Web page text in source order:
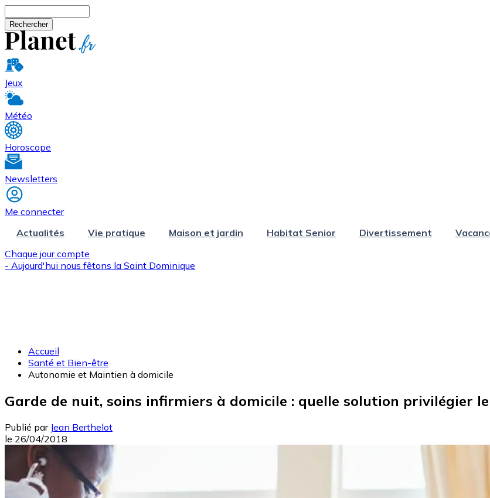
Jeux
Météo
Horoscope
Newsletters
Me connecter
Actualités
Vie pratique Maison et jardin Habitat Senior Divertissement
Chaque jour compte
- Aujourd'hui nous fêtons la Saint Dominique
Accueil
Santé et Bien-être
Autonomie et Maintien à domicile
Garde de nuit, soins infirmiers à domicile : quelle solution privilégier
Publié par Jean Berthelot
le 26/04/2018